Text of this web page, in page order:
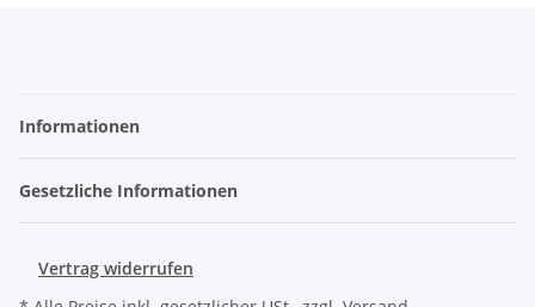
Informationen
Gesetzliche Informationen
Vertrag widerrufen